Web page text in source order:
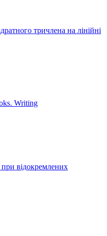
тричлена на лінійні
Writing
при відокремлених